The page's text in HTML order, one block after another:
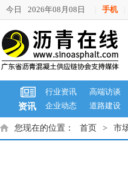
今日 2026年08月08日 手机
资讯
行业资讯 高端访谈
企业动态
道路建设
您现在的位置： 首页 > 市